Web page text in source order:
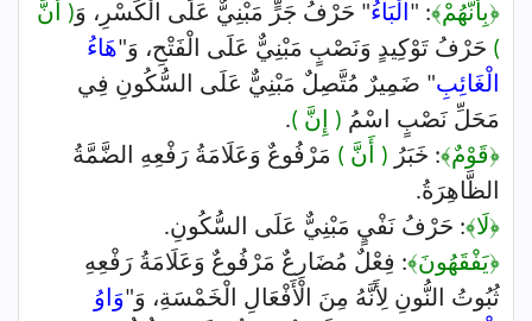
﴿بِأَنَّهُمْ﴾: " الْبَاءُ" حَرْفُ جَرٍّ مَبْنِيٌّ عَلَى الْكَسْرِ، وَ( أَنَّ
) حَرْفُ تَوْكِيدٍ وَنَصْبٍ مَبْنِيٌّ عَلَى الْفَتْحِ، وَ"هَاءُ
الْغَائِبِ" ضَمِيرٌ مُتَّصِلٌ مَبْنِيٌّ عَلَى السُّكُونِ فِي
مَحَلِّ نَصْبٍ اسْمُ ( إِنَّ ).
﴿قَوْمٌ﴾: خَبَرُ ( أَنَّ ) مَرْفُوعٌ وَعَلَامَةُ رَفْعِهِ الضَّمَّةُ
الظَّاهِرَةُ.
﴿لَا﴾: حَرْفُ نَفْيٍ مَبْنِيٌّ عَلَى السُّكُونِ.
﴿يَفْقَهُونَ﴾: فِعْلٌ مُضَارِعٌ مَرْفُوعٌ وَعَلَامَةُ رَفْعِهِ
ثُبُوتُ النُّونِ لِأَنَّهُ مِنَ الْأَفْعَالِ الْخَمْسَةِ، وَ"وَاوُ